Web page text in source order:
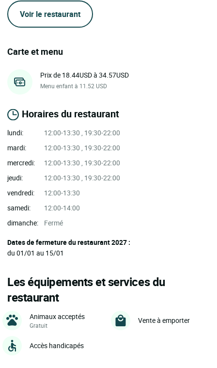
Voir le restaurant
Carte et menu
Prix de 18.44USD à 34.57USD
Menu enfant à 11.52 USD
Horaires du restaurant
lundi:
12:00-13:30 , 19:30-22:00
mardi:
12:00-13:30 , 19:30-22:00
mercredi:
12:00-13:30 , 19:30-22:00
jeudi:
12:00-13:30 , 19:30-22:00
vendredi:
12:00-13:30
samedi:
12:00-14:00
dimanche:
Fermé
Dates de fermeture du restaurant 2027 :
du 01/01 au 15/01
Les équipements et services du
restaurant
Animaux acceptés
Gratuit
Vente à emporter
Accès handicapés